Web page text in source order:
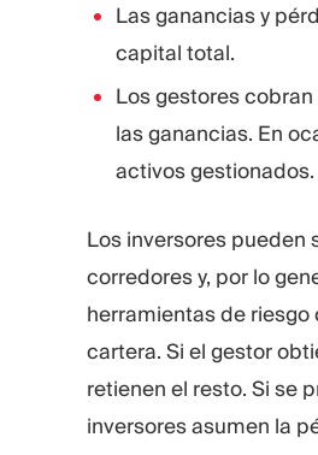
Las ganancias y
capital total.
Los gestores
las ganancias. En
activos gestionados.
Los inversores pueden
corredores y, por lo
herramientas de riesgo
cartera. Si el gestor
retienen el resto. Si se
inversores asumen la